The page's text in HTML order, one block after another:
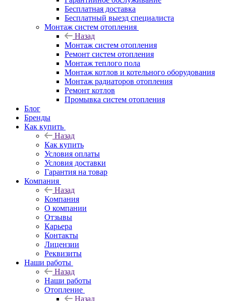
Бесплатная доставка
Бесплатный выезд специалиста
Монтаж систем отопления
Назад
Монтаж систем отопления
Ремонт систем отопления
Монтаж теплого пола
Монтаж котлов и котельного оборудования
Монтаж радиаторов отопления
Ремонт котлов
Промывка систем отопления
Блог
Бренды
Как купить
Назад
Как купить
Условия оплаты
Условия доставки
Гарантия на товар
Компания
Назад
Компания
О компании
Отзывы
Карьера
Контакты
Лицензии
Реквизиты
Наши работы
Назад
Наши работы
Отопление
Назад